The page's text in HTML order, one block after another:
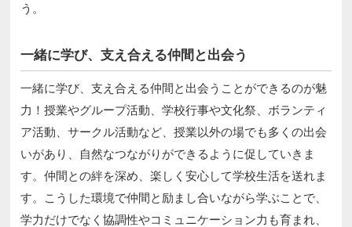
う。
一緒に学び、支え合える仲間と出会う
一緒に学び、支え合える仲間と出会うことができるのが魅
力！授業やグループ活動、学校行事や文化祭、ボランティ
ア活動、サークル活動など、授業以外の場でも多くの出会
いがあり、自然なつながりができるように促していきま
す。仲間との絆を深め、楽しく安心して学校生活を送れま
す。こうした環境で仲間と励まし合いながら学ぶことで、
学力だけでなく協調性やコミュニケーション力も育まれ、